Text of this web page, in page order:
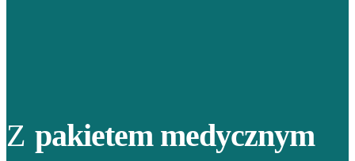
Z pakietem medycznym